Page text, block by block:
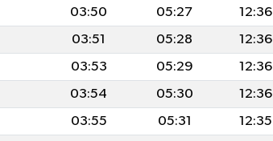
03:50 05:27 12:36
03:51 05:28 12:36
03:53 05:29 12:36
03:54 05:30 12:36
03:55 05:31 12:35